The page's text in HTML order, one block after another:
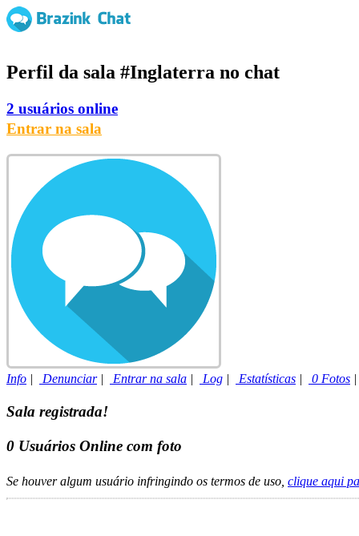
Perfil da sala #Inglaterra no chat
2 usuários online
Entrar na sala
Info | Denunciar| Entrar na sala | Log | Estatísticas | 0 Fotos
Sala registrada!
0 Usuários Online com foto
Se houver algum usuário infringindo os termos de uso, clique aqui